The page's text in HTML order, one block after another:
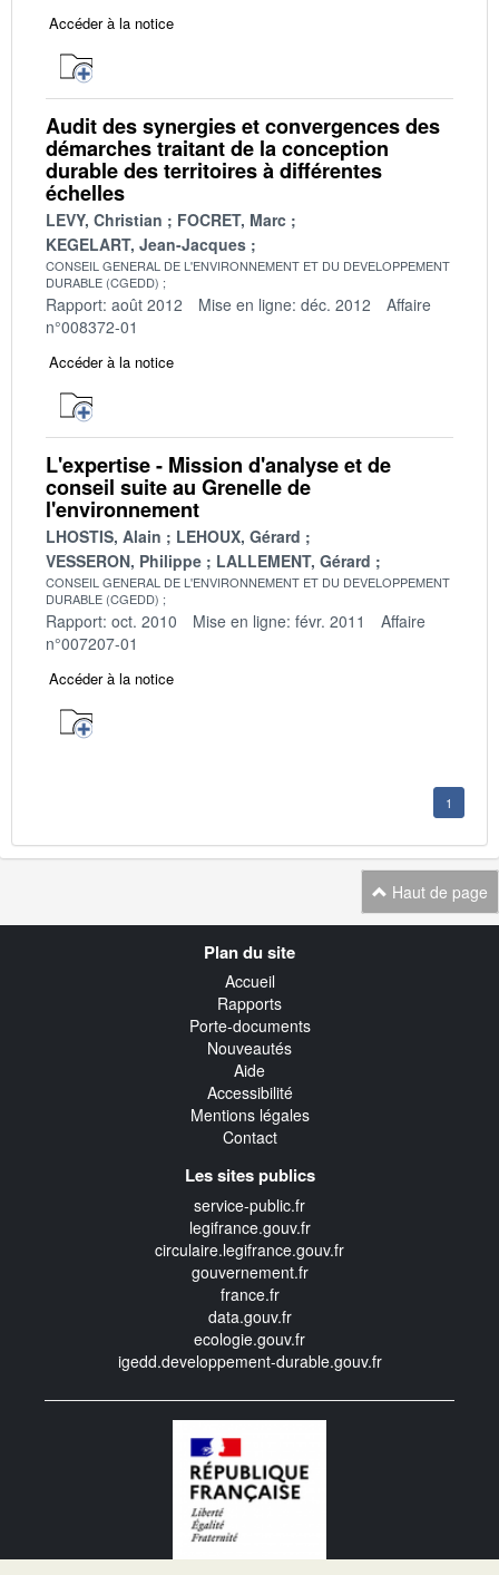
Accéder à la notice
Audit des synergies et convergences des
démarches traitant de la conception
durable des territoires à différentes
échelles
LEVY, Christian
FOCRET, Marc
KEGELART, Jean-Jacques
CONSEIL GENERAL DE L'ENVIRONNEMENT ET DU DEVELOPPEMENT
DURABLE (CGEDD)
Rapport: août 2012 Mise en ligne: déc. 2012
Affaire
n°008372-01
Accéder à la notice
L'expertise - Mission d'analyse et de
conseil suite au Grenelle de
l'environnement
LHOSTIS, Alain
LEHOUX, Gérard
VESSERON, Philippe
LALLEMENT, Gérard
CONSEIL GENERAL DE L'ENVIRONNEMENT ET DU DEVELOPPEMENT
DURABLE (CGEDD)
Rapport: oct. 2010 Mise en ligne: févr. 2011
Affaire
n°007207-01
Accéder à la notice
1
Haut de page
Plan du site
Accueil
Rapports
Porte-documents
Nouveautés
Aide
Accessibilité
Mentions légales
Contact
Les sites publics
service-public.fr
legifrance.gouv.fr
circulaire.legifrance.gouv.fr
gouvernement.fr
france.fr
data.gouv.fr
ecologie.gouv.fr
igedd.developpement-durable.gouv.fr